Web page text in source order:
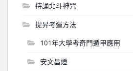
持誦北斗神咒
提昇考運方法
101年大學考奇門遁甲應用
安文昌燈